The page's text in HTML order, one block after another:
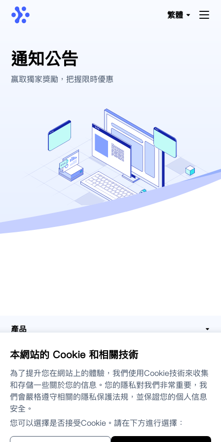
繁體
通知公告
贏取獨家獎勵，把握限時優惠
產品
解決方案
聯絡我們
政策 & 條款
本網站的 Cookie 和相關技術
為了提升您在網站上的體驗，我們使用Cookie技術來收集
和存儲一些關於您的信息。您的隱私對我們非常重要，我
們會嚴格遵守相關的隱私保護法規，並保證您的個人信息
安全。
您可以選擇是否接受Cookie。請在下方進行選擇：